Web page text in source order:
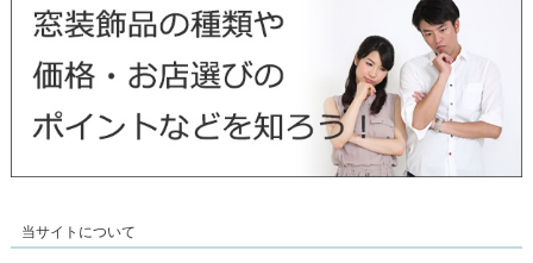
当サイトについて